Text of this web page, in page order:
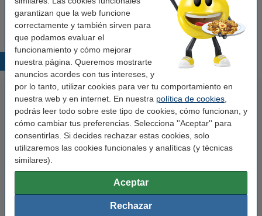
garantizan que la web funcione
correctamente y también sirven para
que podamos evaluar el
funcionamiento y cómo mejorar
nuestra página. Queremos mostrarte
anuncios acordes con tus intereses, y
por lo tanto, utilizar cookies para ver tu comportamiento en
nuestra web y en internet. En nuestra política de cookies
podrás leer todo sobre este tipo de cookies, cómo funcionan, y
cómo cambiar tus preferencias. Selecciona ''Aceptar'' para
consentirlas. Si decides rechazar estas cookies, solo
utilizaremos las cookies funcionales y analíticas (y técnicas
similares).
Aceptar
Rechazar
7,95 € Comprar
Productos destacados
123tinta Papel fotográfico
Premium Glossy brillo alto | 10 x
15 cm | 260g | 100 hojas
123tinta Pilas Alcalinas Xtreme
Power AA - LR06 - MN1500 - 24
unidades